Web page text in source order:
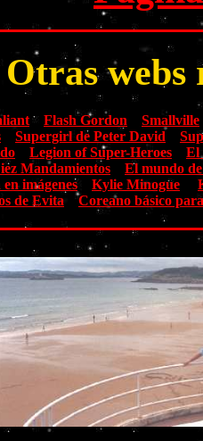
Otras webs
Flash Gordon
Smallville
Supergirl de Peter David
Legion of Super-Heroes
El
Mandamientos
El mundo
imágenes
Kylie Minogue
de Evita
Coreano básico